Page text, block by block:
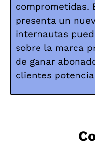
comprometidas.
presenta un
internautas
sobre la marca
de ganar
clientes